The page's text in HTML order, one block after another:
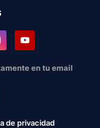
en tu email
de privacidad